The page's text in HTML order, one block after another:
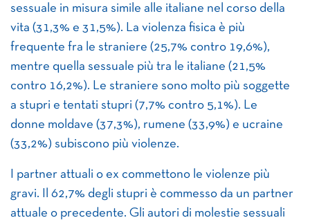
sessuale in misura simile alle italiane nel corso della
vita (31,3% e 31,5%). La violenza fisica è più
frequente fra le straniere (25,7% contro 19,6%),
mentre quella sessuale più tra le italiane (21,5%
contro 16,2%). Le straniere sono molto più soggette
a stupri e tentati stupri (7,7% contro 5,1%). Le
donne moldave (37,3%), rumene (33,9%) e ucraine
(33,2%) subiscono più violenze.
I partner attuali o ex commettono le violenze più
gravi. Il 62,7% degli stupri è commesso da un partner
attuale o precedente. Gli autori di molestie sessuali